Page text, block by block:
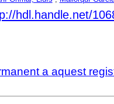
hdl.handle.net/
a aquest